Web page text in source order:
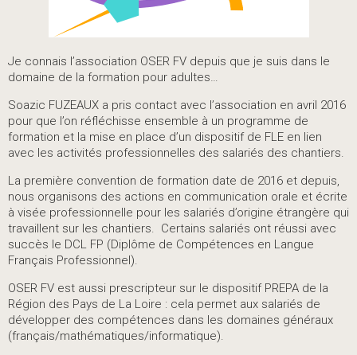
Je connais l’association OSER FV depuis que je suis dans le
domaine de la formation pour adultes…
Soazic FUZEAUX a pris contact avec l’association en avril 2016
pour que l’on réfléchisse ensemble à un programme de
formation et la mise en place d’un dispositif de FLE en lien
avec les activités professionnelles des salariés des chantiers.
La première convention de formation date de 2016 et depuis,
nous organisons des actions en communication orale et écrite
à visée professionnelle pour les salariés d’origine étrangère qui
travaillent sur les chantiers. Certains salariés ont réussi avec
succès le DCL FP (Diplôme de Compétences en Langue
Français Professionnel).
OSER FV est aussi prescripteur sur le dispositif PREPA de la
Région des Pays de La Loire : cela permet aux salariés de
développer des compétences dans les domaines généraux
(français/mathématiques/informatique).